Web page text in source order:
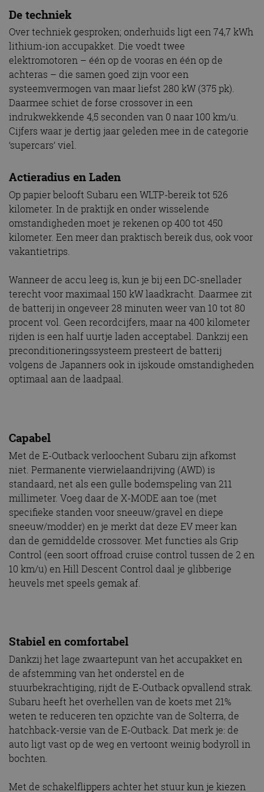
De techniek
Over techniek gesproken; onderhuids ligt een 74,7 kWh
lithium-ion accupakket. Die voedt twee
elektromotoren – één op de vooras en één op de
achteras – die samen goed zijn voor een
systeemvermogen van maar liefst 280 kW (375 pk).
Daarmee schiet de forse crossover in een
indrukwekkende 4,5 seconden van 0 naar 100 km/u.
Cijfers waar je dertig jaar geleden mee in de categorie
‘supercars’ viel.
Actieradius en Laden
Op papier belooft Subaru een WLTP-bereik tot 526
kilometer. In de praktijk en onder wisselende
omstandigheden moet je rekenen op 400 tot 450
kilometer. Een meer dan praktisch bereik dus, ook voor
vakantietrips.
Wanneer de accu leeg is, kun je bij een DC-snellader
terecht voor maximaal 150 kW laadkracht. Daarmee zit
de batterij in ongeveer 28 minuten weer van 10 tot 80
procent vol. Geen recordcijfers, maar na 400 kilometer
rijden is een half uurtje laden acceptabel. Dankzij een
preconditioneringssysteem presteert de batterij
volgens de Japanners ook in ijskoude omstandigheden
optimaal aan de laadpaal.
Capabel
Met de E-Outback verloochent Subaru zijn afkomst
niet. Permanente vierwielaandrijving (AWD) is
standaard, net als een gulle bodemspeling van 211
millimeter. Voeg daar de X-MODE aan toe (met
specifieke standen voor sneeuw/gravel en diepe
sneeuw/modder) en je merkt dat deze EV meer kan
dan de gemiddelde crossover. Met functies als Grip
Control (een soort offroad cruise control tussen de 2 en
10 km/u) en Hill Descent Control daal je glibberige
heuvels met speels gemak af.
Stabiel en comfortabel
Dankzij het lage zwaartepunt van het accupakket en
de afstemming van het onderstel en de
stuurbekrachtiging, rijdt de E-Outback opvallend strak.
Subaru heeft het overhellen van de koets met 21%
weten te reduceren ten opzichte van de Solterra, de
hatchback-versie van de E-Outback. Dat merk je: de
auto ligt vast op de weg en vertoont weinig bodyroll in
bochten.
Met de schakelflippers achter het stuur kun je kiezen